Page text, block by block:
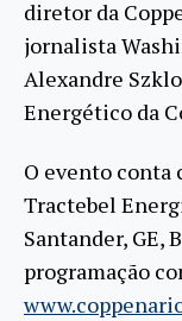
diretor da
jornalista
Alexandre
Energético da
O evento conta
Tractebel
Santander, GE,
programação